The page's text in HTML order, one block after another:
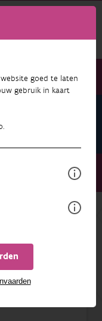
goed te laten
gebruik in kaart